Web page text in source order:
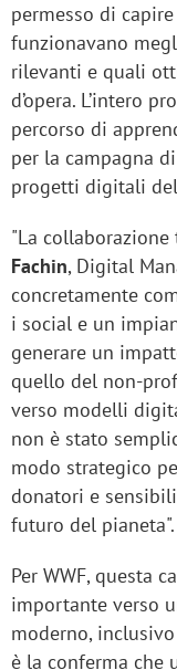
permesso di
funzionavano
rilevanti e quali
d’opera. L’intero
percorso di
per la campagna
progetti digitali
"La collaborazione
Fachin, Digital
concretamente
i social e un
generare un
quello del non-
verso modelli
non è stato
modo strategico
donatori e
futuro del pianeta".
Per WWF, questa
importante verso
moderno,
è la conferma che